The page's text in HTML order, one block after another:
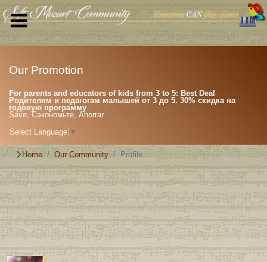
Our Promotion
For parents and educators of kids from 3 to 5: Best Deal
Родителям и педагогам малышей от 3 до 5. 30% скидка на
годовую программу
Save, Сэкономьте, Ahorrar
Select Language ▼
Home Our Community Profile